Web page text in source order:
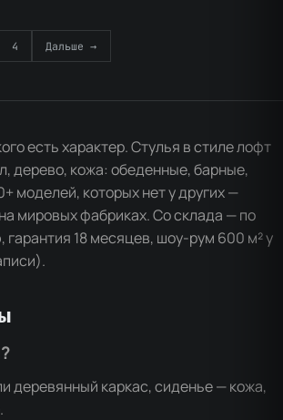
4 Дальше →
есть характер. Стулья в стиле лофт
дерево, кожа: обеденные, барные,
моделей, которых нет у других —
мировых фабриках. Со склада — по
18 месяцев, шоу-рум 600 м² у
деревянный каркас, сиденье — кожа,